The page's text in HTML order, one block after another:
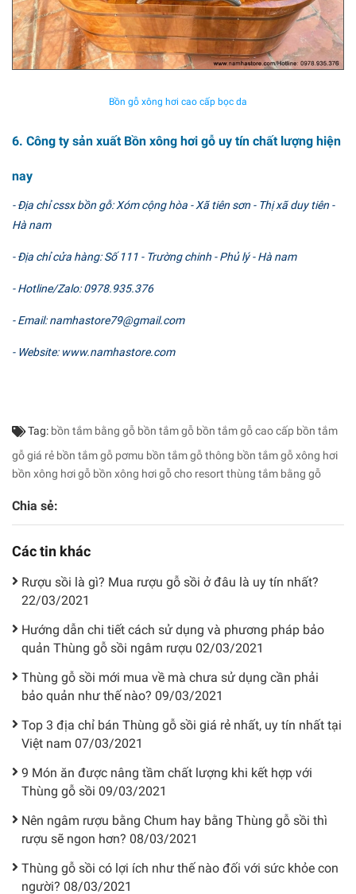
Bồn gỗ xông hơi cao cấp bọc da
6. Công ty sản xuất Bồn xông hơi gỗ uy tín chất lượng hiện
nay
- Địa chỉ cssx bồn gỗ: Xóm cộng hòa - Xã tiên sơn - Thị xã duy tiên -
Hà nam
- Địa chỉ cửa hàng: Số 111 - Trường chinh - Phủ lý - Hà nam
- Hotline/Zalo: 0978.935.376
- Email: namhastore79@gmail.com
- Website: www.namhastore.com
Tag: bồn tắm bằng gỗ bồn tắm gỗ bồn tắm gỗ cao cấp bồn tắm
gỗ giá rẻ bồn tắm gỗ pơmu bồn tắm gỗ thông bồn tắm gỗ xông hơi
bồn xông hơi gỗ bồn xông hơi gỗ cho resort thùng tắm bằng gỗ
Chia sẻ:
Các tin khác
Rượu sồi là gì? Mua rượu gỗ sồi ở đâu là uy tín nhất?
22/03/2021
Hướng dẫn chi tiết cách sử dụng và phương pháp bảo
quản Thùng gỗ sồi ngâm rượu 02/03/2021
Thùng gỗ sồi mới mua về mà chưa sử dụng cần phải
bảo quản như thế nào? 09/03/2021
Top 3 địa chỉ bán Thùng gỗ sồi giá rẻ nhất, uy tín nhất tại
Việt nam 07/03/2021
9 Món ăn được nâng tầm chất lượng khi kết hợp với
Thùng gỗ sồi 09/03/2021
Nên ngâm rượu bằng Chum hay bằng Thùng gỗ sồi thì
rượu sẽ ngon hơn? 08/03/2021
Thùng gỗ sồi có lợi ích như thế nào đối với sức khỏe con
người? 08/03/2021